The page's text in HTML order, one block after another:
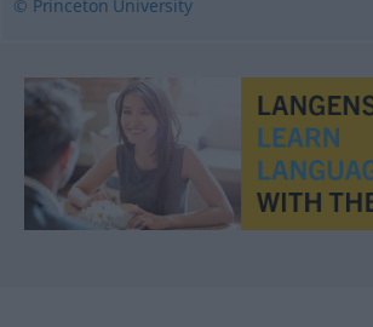
© Princeton University